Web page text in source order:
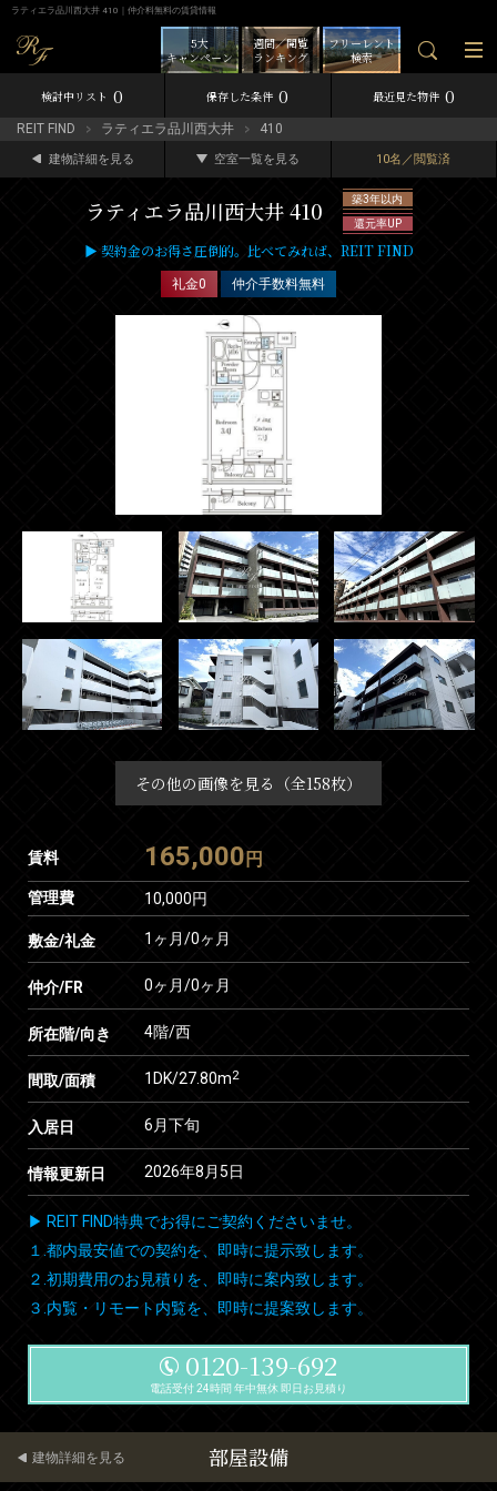
ラティエラ品川西大井 410｜仲介料無料の賃貸情報
フリーレント
検索
週間／閲覧
ランキング
5大
キャンペーン
検討中リスト 0 保存した条件 0 最近見た物件 0
REIT FIND ラティエラ品川西大井 410
建物詳細を見る 空室一覧を見る 10名／閲覧済
ラティエラ品川西大井 410
築3年以内
還元率UP
▶ 契約金のお得さ圧倒的。比べてみれば、REIT FIND
礼金0 仲介手数料無料
その他の画像を見る（全158枚）
賃料 165,000 円
管理費 10,000円
敷金/礼金 1ヶ月/0ヶ月
仲介/FR 0ヶ月/0ヶ月
所在階/向き 4階/西
間取/面積 1DK/27.80m2
入居日 6月下旬
情報更新日 2026年8月5日
▶ REIT FIND特典でお得にご契約くださいませ。
１.都内最安値での契約を、即時に提示致します。
２.初期費用のお見積りを、即時に案内致します。
３.内覧・リモート内覧を、即時に提案致します。
0120-139-692
電話受付 24時間 年中無休 即日お見積り
部屋設備
建物詳細を見る